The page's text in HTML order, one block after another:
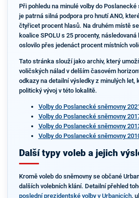
Při pohledu na minulé volby do Poslanecké
je patrná silná podpora pro hnutí ANO,
čtyřicet procent hlasů. Na druhém místě
koalice SPOLU s 25 procenty, následovaná
oslovilo přes jedenáct procent místních
Tato stránka slouží jako archiv, který
voličských nálad v delším časovém
odkazy na detailní výsledky z minulých let,
politický vývoj v této lokalitě.
Volby do Poslanecké sněmovny
Volby do Poslanecké sněmovny
Volby do Poslanecké sněmovny
Volby do Poslanecké sněmovny
Další typy voleb a jejich
Kromě voleb do sněmovny se občané
dalších volebních klání. Detailní přehled
poslední prezidentské volby v Urbanicích,